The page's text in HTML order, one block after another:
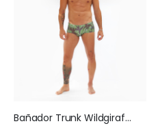
Bañador Trunk Wildgiraffes x Eden